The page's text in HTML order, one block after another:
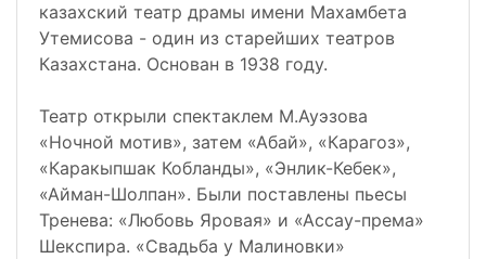
казахский театр драмы имени Махамбета
Утемисова - один из старейших театров
Казахстана. Основан в 1938 году.
Театр открыли спектаклем М.Ауэзова
«Ночной мотив», затем «Абай», «Карагоз»,
«Каракыпшак Кобланды», «Энлик-Кебек»,
«Айман-Шолпан». Были поставлены пьесы
Тренева: «Любовь Яровая» и «Ассау-према»
Шекспира. «Свадьба у Малиновки»